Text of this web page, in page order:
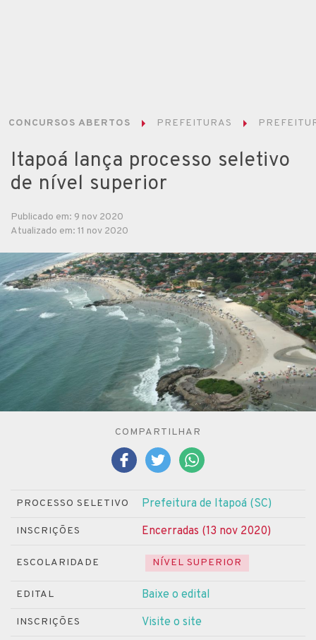
CONCURSOS ABERTOS PREFEITURAS
Itapoá lança processo seletivo
de nível superior
Publicado em: 9 nov 2020
Atualizado em: 11 nov 2020
COMPARTILHAR
PROCESSO SELETIVO Prefeitura de Itapoá (SC)
INSCRIÇÕES Encerradas (13 nov 2020)
ESCOLARIDADE NÍVEL SUPERIOR
EDITAL Baixe o edital
INSCRIÇÕES Visite o site